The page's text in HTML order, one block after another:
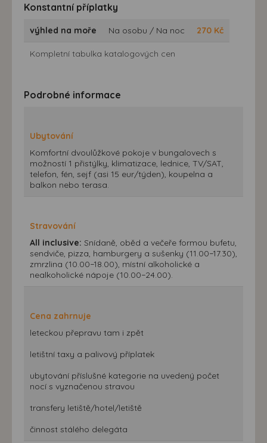
Konstantní příplatky
výhled na moře Na osobu / Na noc 270 Kč
Kompletní tabulka katalogových cen
Podrobné informace
Ubytování
Komfortní dvoulůžkové pokoje v bungalovech s
možností 1 přistýlky, klimatizace, lednice, TV/SAT,
telefon, fén, sejf (asi 15 eur/týden), koupelna a
balkon nebo terasa.
Stravování
All inclusive: Snídaně, oběd a večeře formou bufetu,
sendviče, pizza, hamburgery a sušenky (11.00−17.30),
zmrzlina (10.00−18.00), místní alkoholické a
nealkoholické nápoje (10.00−24.00).
Cena zahrnuje
leteckou přepravu tam i zpět
letištní taxy a palivový příplatek
ubytování příslušné kategorie na uvedený počet
nocí s vyznačenou stravou
transfery letiště/hotel/letiště
činnost stálého delegáta